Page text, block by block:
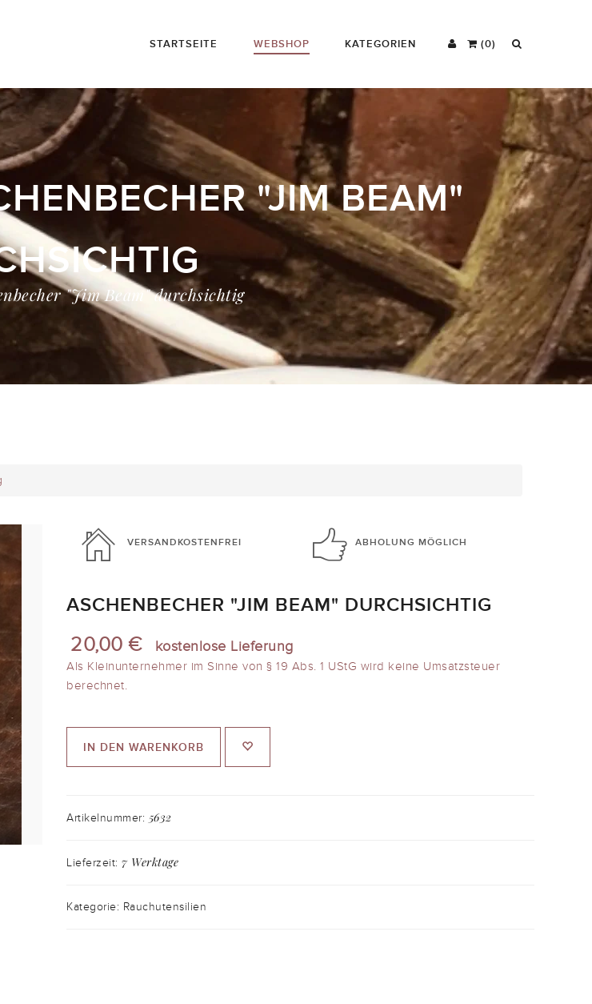
(0)
STARTSEITE WEBSHOP KATEGORIEN
"JIM BEAM"
"Jim Beam" durchsichtig
VERSANDKOSTENFREI ABHOLUNG MÖGLICH
ASCHENBECHER "JIM BEAM" DURCHSICHTIG
20,00 € kostenlose Lieferung
Als Kleinunternehmer im Sinne von § 19 Abs. 1 UStG wird keine Umsatzsteuer
berechnet.
IN DEN WARENKORB
Artikelnummer: 5632
Lieferzeit: 7 Werktage
Kategorie: Rauchutensilien